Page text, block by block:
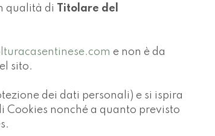
qualità di Titolare del
e non è da
sito.
dei dati personali) e si ispira
nonché a quanto previsto